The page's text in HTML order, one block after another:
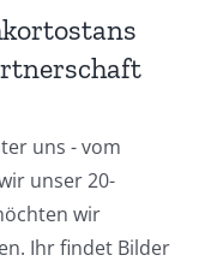
uns - vom
unser 20-
wir
Ihr findet Bilder